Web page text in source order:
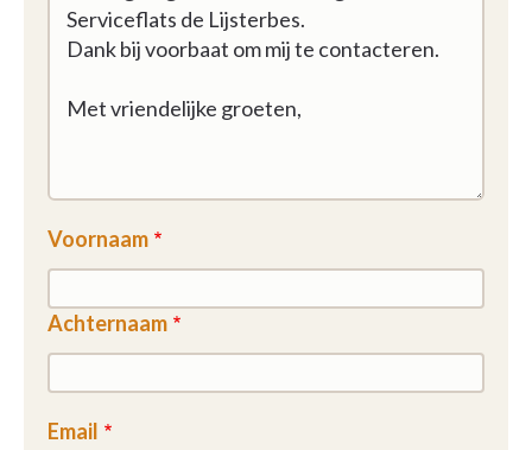
Voornaam
Achternaam
Email